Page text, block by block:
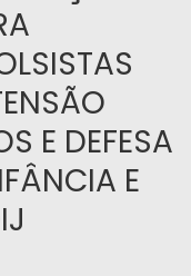
E DEFESA
E